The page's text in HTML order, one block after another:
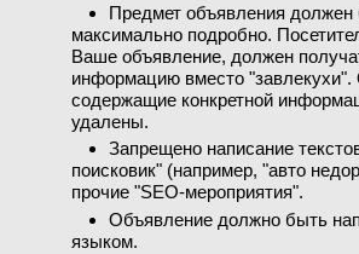
Предмет объявления должен
максимально подробно.
Ваше объявление, должен
информацию вместо
содержащие конкретной
удалены.
Запрещено написание
поисковик" (например, "авто
прочие "SEO-мероприятия".
Объявление должно быть
языком.